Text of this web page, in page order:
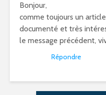
Bonjour,
comme toujours un
documenté et très
le message précédent,
Répondre